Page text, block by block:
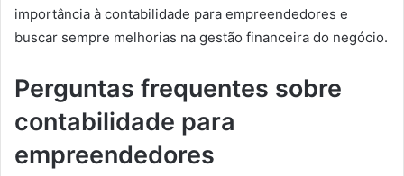
importância à contabilidade para empreendedores e
buscar sempre melhorias na gestão financeira do negócio.
Perguntas frequentes sobre
contabilidade para
empreendedores